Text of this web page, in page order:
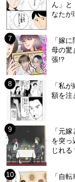
ん」と
なたが
「嫁
母の驚
張!?
「私
額を注
「元
を突っ
じれる
「自